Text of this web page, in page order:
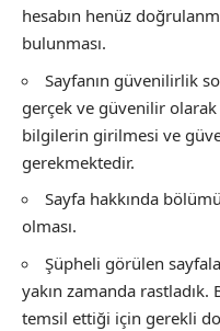
hesabın henüz
bulunması.
Sayfanın güvenilirlik
gerçek ve güvenilir olarak
bilgilerin girilmesi ve
gerekmektedir.
Sayfa hakkında
olması.
Şüpheli görülen
yakın zamanda
temsil ettiği için gerekli